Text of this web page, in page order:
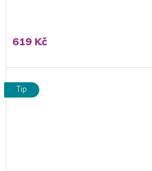
produktu
5,0
z
5
619 Kč
Tip